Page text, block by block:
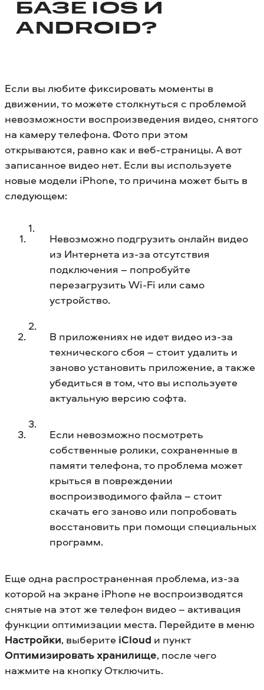
БАЗЕ IOS И
ANDROID?
Если вы любите фиксировать моменты в
движении, то можете столкнуться с проблемой
невозможности воспроизведения видео, снятого
на камеру телефона. Фото при этом
открываются, равно как и веб-страницы. А вот
записанное видео нет. Если вы используете
новые модели iPhone, то причина может быть в
следующем:
Невозможно подгрузить онлайн видео
из Интернета из-за отсутствия
подключения – попробуйте
перезагрузить Wi-Fi или само
устройство.
В приложениях не идет видео из-за
технического сбоя – стоит удалить и
заново установить приложение, а также
убедиться в том, что вы используете
актуальную версию софта.
Если невозможно посмотреть
собственные ролики, сохраненные в
памяти телефона, то проблема может
крыться в повреждении
воспроизводимого файла – стоит
скачать его заново или попробовать
восстановить при помощи специальных
программ.
Еще одна распространенная проблема, из-за
которой на экране iPhone не воспроизводятся
снятые на этот же телефон видео – активация
функции оптимизации места. Перейдите в меню
Настройки, выберите iCloud и пункт
Оптимизировать хранилище, после чего
нажмите на кнопку Отключить.